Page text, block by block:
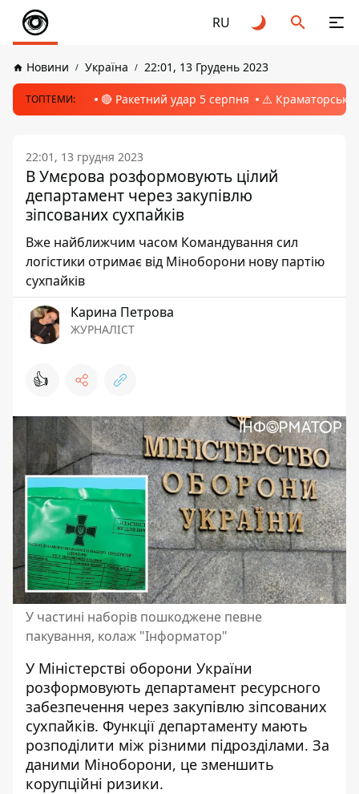
RU
Новини Україна 22:01, 13 Грудень 2023
ТОПТЕМИ: 🔴 Ракетний удар 5 серпня ⚠️ Краматорськ,
22:01, 13 грудня 2023
В Умєрова розформовують цілий
департамент через закупівлю
зіпсованих сухпайків
Вже найближчим часом Командування сил
логістики отримає від Міноборони нову партію
сухпайків
Карина Петрова
ЖУРНАЛІСТ
👍
У частині наборів пошкоджене певне
пакування, колаж "Інформатор"
У Міністерстві оборони України
розформовують департамент ресурсного
забезпечення через закупівлю зіпсованих
сухпайків. Функції департаменту мають
розподілити між різними підрозділами. За
даними Міноборони, це зменшить
корупційні ризики.